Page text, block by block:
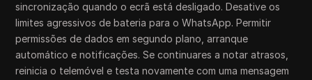
sincronização quando o ecrã está desligado. Desative os
limites agressivos de bateria para o WhatsApp. Permitir
permissões de dados em segundo plano, arranque
automático e notificações. Se continuares a notar atrasos,
reinicia o telemóvel e testa novamente com uma mensagem